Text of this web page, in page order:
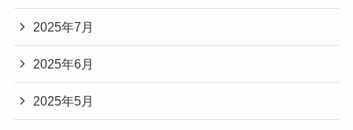
2025年7月
2025年6月
2025年5月